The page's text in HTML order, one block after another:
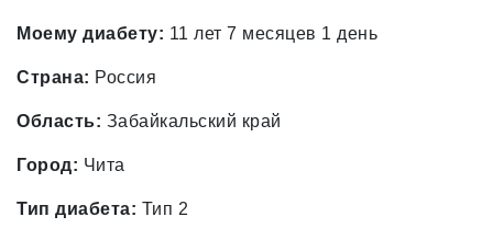
Моему диабету: 11 лет 7 месяцев 1 день
Страна: Россия
Область: Забайкальский край
Город: Чита
Тип диабета: Тип 2